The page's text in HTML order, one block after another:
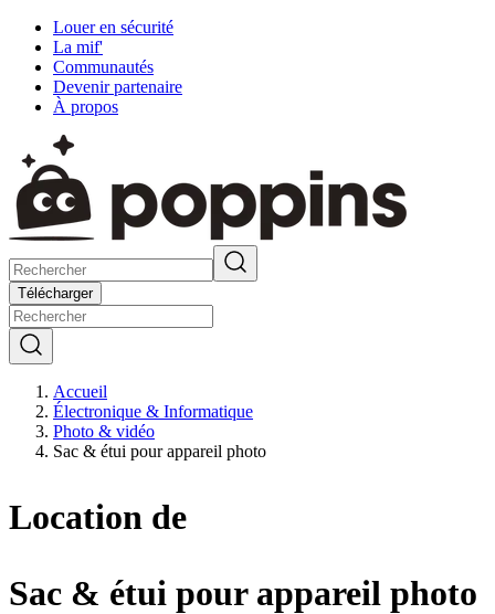
Louer en sécurité
La mif'
Communautés
Devenir partenaire
À propos
Télécharger
Accueil
Électronique & Informatique
Photo & vidéo
Sac & étui pour appareil photo
Location de
Sac & étui pour appareil photo